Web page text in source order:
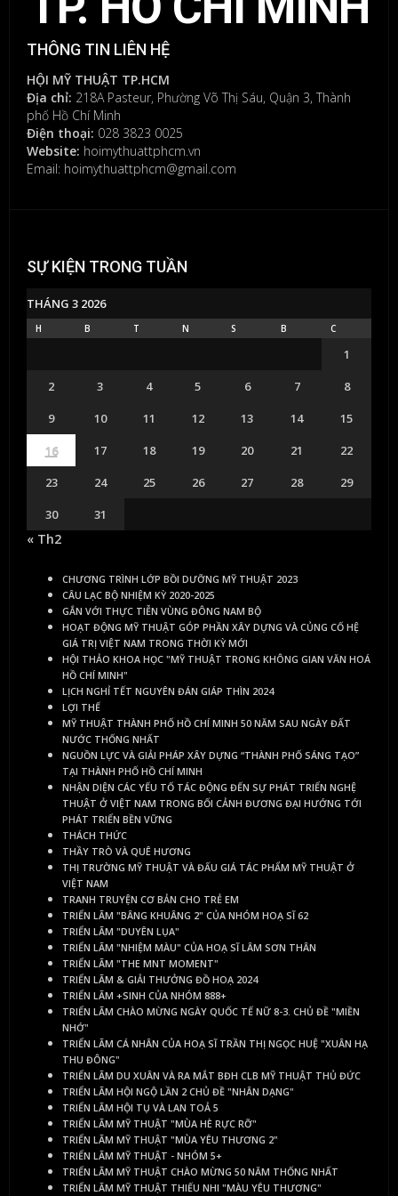
nhập
để
gửi
bình
luận.
THÔNG TIN LIÊN HỆ
HỘI MỸ THUẬT TP.HCM
Địa chỉ: 218A Pasteur, Phường Võ Thị Sáu, Quận 3, Thành
phố Hồ Chí Minh
Điện thoại: 028 3823 0025
Website: hoimythuattphcm.vn
Email: hoimythuattphcm@gmail.com
SỰ KIỆN TRONG TUẦN
THÁNG 3 2026
H B T N S B C
1
2
3 4 5 6 7
8
9
10 11 12 13 14
15
16
17 18 19 20 21
22
23
24 25 26 27 28
29
30
31
« Th2
CHƯƠNG TRÌNH LỚP BỒI DƯỠNG MỸ THUẬT 2023
CÂU LẠC BỘ NHIỆM KỲ 2020-2025
GẮN VỚI THỰC TIỄN VÙNG ĐÔNG NAM BỘ
HOẠT ĐỘNG MỸ THUẬT GÓP PHẦN XÂY DỰNG VÀ CỦNG CỐ HỆ
GIÁ TRỊ VIỆT NAM TRONG THỜI KỲ MỚI
HỘI THẢO KHOA HỌC "MỸ THUẬT TRONG KHÔNG GIAN VĂN HOÁ
HỒ CHÍ MINH"
LỊCH NGHỈ TẾT NGUYÊN ĐÁN GIÁP THÌN 2024
LỢI THẾ
MỸ THUẬT THÀNH PHỐ HỒ CHÍ MINH 50 NĂM SAU NGÀY ĐẤT
NƯỚC THỐNG NHẤT
NGUỒN LỰC VÀ GIẢI PHÁP XÂY DỰNG “THÀNH PHỐ SÁNG TẠO”
TẠI THÀNH PHỐ HỒ CHÍ MINH
NHẬN DIỆN CÁC YẾU TỐ TÁC ĐỘNG ĐẾN SỰ PHÁT TRIỂN NGHỆ
THUẬT Ở VIỆT NAM TRONG BỐI CẢNH ĐƯƠNG ĐẠI HƯỚNG TỚI
PHÁT TRIỂN BỀN VỮNG
THÁCH THỨC
THẦY TRÒ VÀ QUÊ HƯƠNG
THỊ TRƯỜNG MỸ THUẬT VÀ ĐẤU GIÁ TÁC PHẨM MỸ THUẬT Ở
VIỆT NAM
TRANH TRUYỆN CƠ BẢN CHO TRẺ EM
TRIỂN LÃM "BÂNG KHUÂNG 2" CỦA NHÓM HOẠ SĨ 62
TRIỂN LÃM "DUYÊN LỤA"
TRIỂN LÃM "NHIỆM MÀU" CỦA HOẠ SĨ LÂM SƠN THÂN
TRIỂN LÃM "THE MNT MOMENT"
TRIỂN LÃM & GIẢI THƯỞNG ĐỒ HOẠ 2024
TRIỂN LÃM +SINH CỦA NHÓM 888+
TRIỂN LÃM CHÀO MỪNG NGÀY QUỐC TẾ NỮ 8-3. CHỦ ĐỀ "MIỀN
NHỚ"
TRIỂN LÃM CÁ NHÂN CỦA HOẠ SĨ TRẦN THỊ NGỌC HUỆ "XUÂN HẠ
THU ĐÔNG"
TRIỂN LÃM DU XUÂN VÀ RA MẮT BĐH CLB MỸ THUẬT THỦ ĐỨC
TRIỂN LÃM HỘI NGỘ LẦN 2 CHỦ ĐỀ "NHÂN DẠNG"
TRIỂN LÃM HỘI TỤ VÀ LAN TOẢ 5
TRIỂN LÃM MỸ THUẬT "MÙA HÈ RỰC RỠ"
TRIỂN LÃM MỸ THUẬT "MÙA YÊU THƯƠNG 2"
TRIỂN LÃM MỸ THUẬT - NHÓM 5+
TRIỂN LÃM MỸ THUẬT CHÀO MỪNG 50 NĂM THỐNG NHẤT
TRIỂN LÃM MỸ THUẬT THIẾU NHI "MÀU YÊU THƯƠNG"